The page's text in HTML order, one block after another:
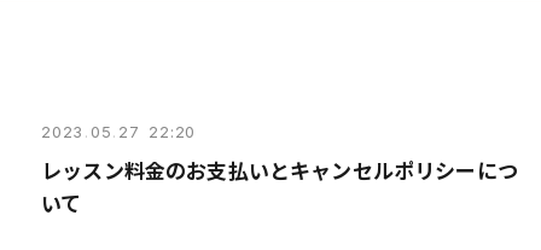
2023 . 05. 27 22:20
レッスン料金のお支払いとキャンセルポリシーにつ
いて